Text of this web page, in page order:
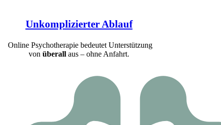
Unkomplizierter Ablauf
Online Psychotherapie bedeutet Unterstützung
von überall aus – ohne Anfahrt.